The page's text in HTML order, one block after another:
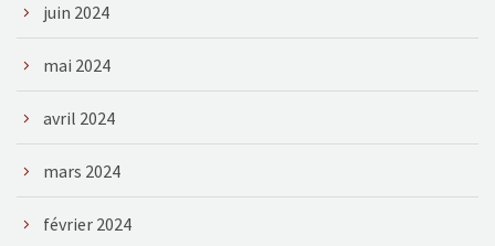
juin 2024
mai 2024
avril 2024
mars 2024
février 2024